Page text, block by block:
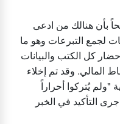
بأن هنالك من ادعى
لجمع التبرعات وهو ما
كل الكتب والبيانات
المالي. وقد تم إخلاء
يُتركوا أحراراً
التأكيد في الخبر